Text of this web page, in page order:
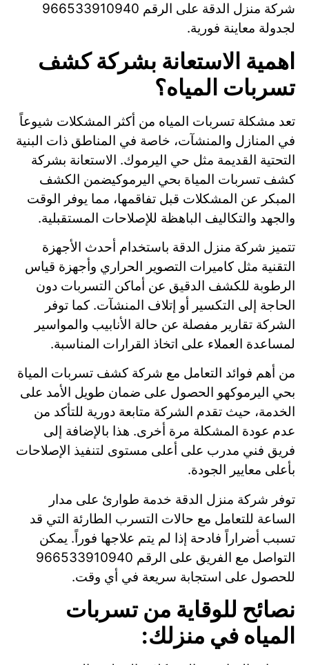
شركة منزل الدقة على الرقم 966533910940
لجدولة معاينة فورية.
اهمية الاستعانة بشركة كشف
تسربات المياه؟
تعد مشكلة تسربات المياه من أكثر المشكلات شيوعاً
في المنازل والمنشآت، خاصة في المناطق ذات البنية
التحتية القديمة مثل حي اليرموك. الاستعانة بشركة
كشف تسربات المياة بحي اليرموكيضمن الكشف
المبكر عن المشكلات قبل تفاقمها، مما يوفر الوقت
والجهد والتكاليف الباهظة للإصلاحات المستقبلية.
تتميز شركة منزل الدقة باستخدام أحدث الأجهزة
التقنية مثل كاميرات التصوير الحراري وأجهزة قياس
الرطوبة للكشف الدقيق عن أماكن التسربات دون
الحاجة إلى التكسير أو إتلاف المنشآت. كما توفر
الشركة تقارير مفصلة عن حالة الأنابيب والمواسير
لمساعدة العملاء على اتخاذ القرارات المناسبة.
من أهم فوائد التعامل مع شركة كشف تسربات المياة
بحي اليرموكهو الحصول على ضمان طويل الأمد على
الخدمة، حيث تقدم الشركة متابعة دورية للتأكد من
عدم عودة المشكلة مرة أخرى. هذا بالإضافة إلى
فريق فني مدرب على أعلى مستوى لتنفيذ الإصلاحات
بأعلى معايير الجودة.
توفر شركة منزل الدقة خدمة طوارئ على مدار
الساعة للتعامل مع حالات التسرب الطارئة التي قد
تسبب أضراراً فادحة إذا لم يتم علاجها فوراً. يمكن
التواصل مع الفريق على الرقم 966533910940
للحصول على استجابة سريعة في أي وقت.
نصائح للوقاية من تسربات
المياه في منزلك: